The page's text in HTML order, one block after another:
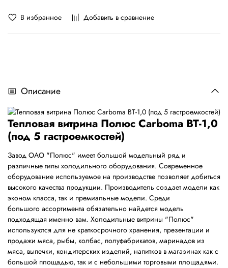
В избранное Добавить в сравнение
Описание
Тепловая витрина Полюс Carboma ВТ-1,0
(под 5 гастроемкостей)
Завод ОАО "Полюс" имеет большой модельный ряд и
различные типы холодильного оборудования. Современное
оборудование используемое на производстве позволяет добиться
высокого качества продукции. Производитель создает модели как
эконом класса, так и премиальные модели. Среди
большого ассортимента обязательно найдется модель
подходящая именно вам. Холодильные витрины "Полюс"
используются для не краткосрочного хранения, презентации и
продажи мяса, рыбы, колбас, полуфабрикатов, маринадов из
мяса, выпечки, кондитерских изделий, напитков в магазинах как с
большой площадью, так и с небольшими торговыми площадями.